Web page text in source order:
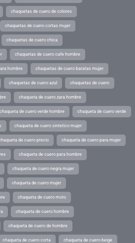
chaquetas de cuero de colores
chaquetas de cuero cortas mujer
chaquetas de cuero chica
chaquetas de cuero cafe hombre
hombre chaquetas de cuero baratas mujer
chaquetas de cuero azul chaquetas de cuero
chaqueta de cuero zara hombre
chaqueta de cuero verde hombre chaqueta de cuero verde
chaqueta de cuero sintetico mujer
de cuero precio chaqueta de cuero para mujer
chaqueta de cuero para hombre
chaqueta de cuero negra mujer
chaqueta de cuero mujer
chaqueta de cuero moto
chaqueta de cuero hombre
chaqueta de cuero de hombre
chaqueta de cuero corta chaqueta de cuero beige